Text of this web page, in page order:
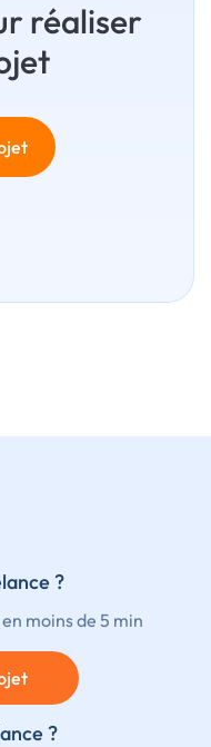
réaliser
?
moins de 5 min
?